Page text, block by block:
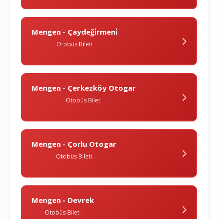
Mengen - Çaydeği̇rmeni̇
Otobüs Bileti
Mengen - Çerkezköy Otogar
Otobüs Bileti
Mengen - Çorlu Otogar
Otobüs Bileti
Mengen - Devrek
Otobüs Bileti